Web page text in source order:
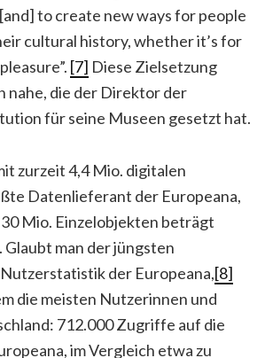
to create new ways for people
cultural history, whether it’s for
[7] Diese Zielsetzung
nahe, die der Direktor der
für seine Museen gesetzt hat.
zurzeit 4,4 Mio. digitalen
Datenlieferant der Europeana,
Mio. Einzelobjekten beträgt
Glaubt man der jüngsten
der Europeana,[8]
die meisten Nutzerinnen und
712.000 Zugriffe auf die
im Vergleich etwa zu